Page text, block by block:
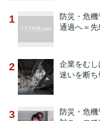
1 防災・危
通過へ＝
2 企業をむ
迷いを断ち
3 防災・危